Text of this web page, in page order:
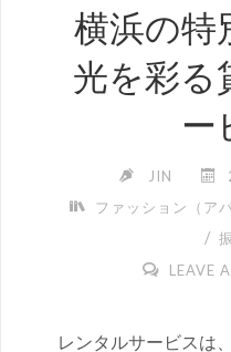
横浜の特
光を彩る
ー
JIN
ファッション（ア
/
LEAVE
レンタルサービスは